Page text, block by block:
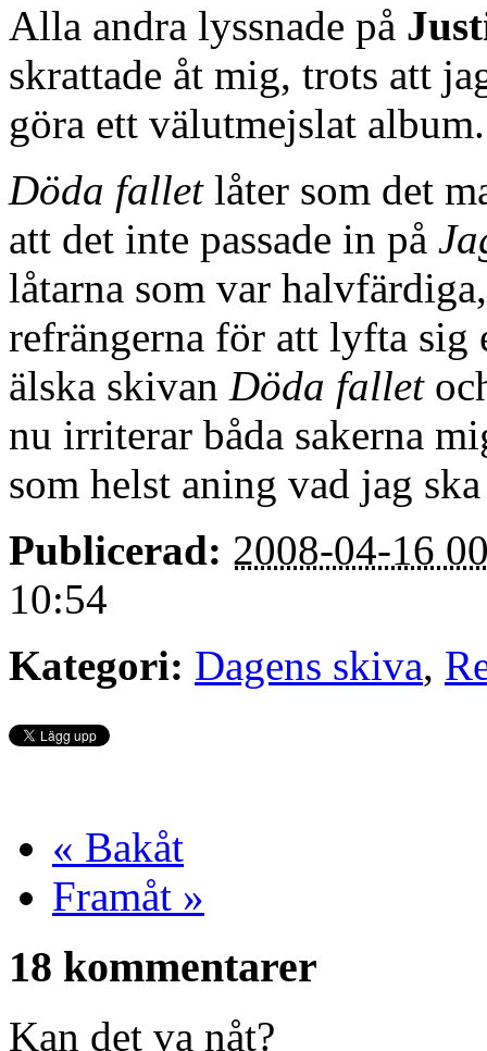
Alla andra lyssnade på
skrattade åt mig, trots att
göra ett välutmejslat album.
Döda falletlåter som det
att det inte passade in på
låtarna som var
refrängerna för att lyfta sig
älska skivan Döda fallet
nu irriterar båda sakerna
som helst aning vad jag
Publicerad: 2008-04-16
10:54
Kategori: Dagens skiva,
« Bakåt
Framåt »
18 kommentarer
Kan det va nåt?